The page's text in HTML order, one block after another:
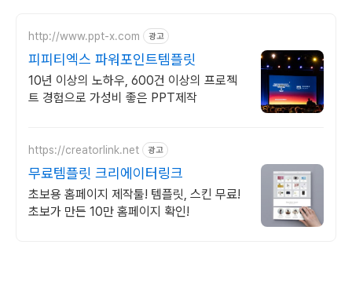
http://www.ppt-x.com 광고
피피티엑스 파워포인트템플릿
10년 이상의 노하우, 600건 이상의 프로젝
트 경험으로 가성비 좋은 PPT제작
https://creatorlink.net 광고
무료템플릿 크리에이터링크
초보용 홈페이지 제작툴! 템플릿, 스킨 무료!
초보가 만든 10만 홈페이지 확인!